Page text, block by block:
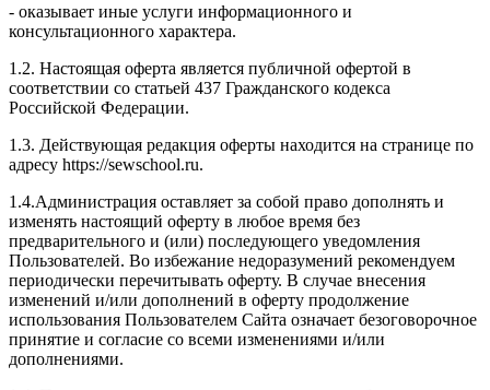
- оказывает иные услуги информационного и
консультационного характера.
1.2. Настоящая оферта является публичной офертой в
соответствии со статьей 437 Гражданского кодекса
Российской Федерации.
1.3. Действующая редакция оферты находится на странице по
адресу https://sewschool.ru.
1.4.Администрация оставляет за собой право дополнять и
изменять настоящий оферту в любое время без
предварительного и (или) последующего уведомления
Пользователей. Во избежание недоразумений рекомендуем
периодически перечитывать оферту. В случае внесения
изменений и/или дополнений в оферту продолжение
использования Пользователем Сайта означает безоговорочное
принятие и согласие со всеми изменениями и/или
дополнениями.